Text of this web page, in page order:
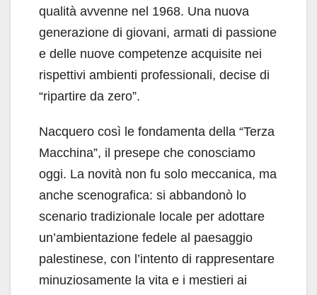
qualità avvenne nel 1968. Una nuova
generazione di giovani, armati di passione
e delle nuove competenze acquisite nei
rispettivi ambienti professionali, decise di
“ripartire da zero”.
Nacquero così le fondamenta della “Terza
Macchina”, il presepe che conosciamo
oggi. La novità non fu solo meccanica, ma
anche scenografica: si abbandonò lo
scenario tradizionale locale per adottare
un’ambientazione fedele al paesaggio
palestinese, con l’intento di rappresentare
minuziosamente la vita e i mestieri ai